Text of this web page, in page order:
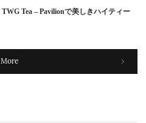
TWG Tea – Pavilionで美しきハイティー
More